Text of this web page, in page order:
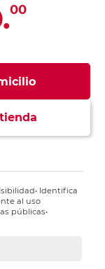
00
Identifica
al uso
públicas•